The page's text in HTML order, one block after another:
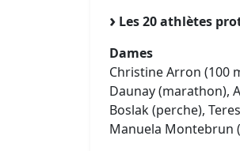
Les 20 athlètes
Dames
Christine Arron (100
Daunay (marathon),
Boslak (perche),
Manuela Montebrun